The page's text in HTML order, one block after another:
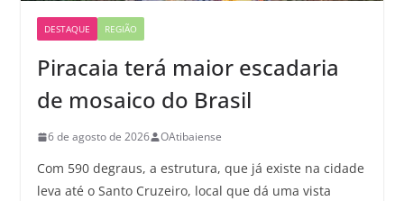
DESTAQUE REGIÃO
Piracaia terá maior escadaria
de mosaico do Brasil
6 de agosto de 2026 OAtibaiense
Com 590 degraus, a estrutura, que já existe na cidade
leva até o Santo Cruzeiro, local que dá uma vista